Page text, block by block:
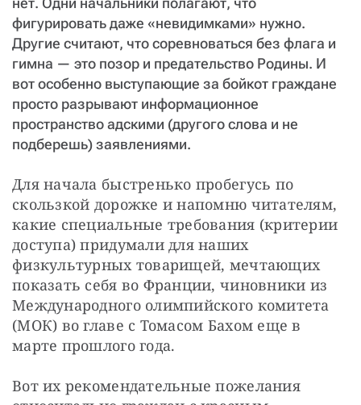
фигурировать даже «невидимками» нужно.
Другие считают, что соревноваться без флага и
гимна — это позор и предательство Родины. И
вот особенно выступающие за бойкот граждане
просто разрывают информационное
пространство адскими (другого слова и не
подберешь) заявлениями.
Для начала быстренько пробегусь по
скользкой дорожке и напомню читателям,
какие специальные требования (критерии
доступа) придумали для наших
физкультурных товарищей, мечтающих
показать себя во Франции, чиновники из
Международного олимпийского комитета
(МОК) во главе с Томасом Бахом еще в
марте прошлого года.
Вот их рекомендательные пожелания